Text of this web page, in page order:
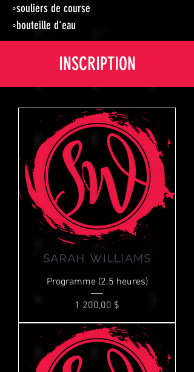
◦souliers de course
◦bouteille d'eau
INSCRIPTION
Programme (2.5 heures)
Prix
1 200,00 $